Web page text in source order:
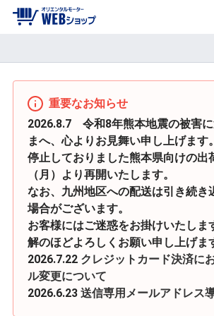
企業情報
カート
重要なお知らせ
2026.8.7 令和8年熊本地震の被害に
まへ、心よりお見舞い申し上げます。
停止しておりました熊本県向けの出
（月）より再開いたします。
なお、九州地区への配送は引き続き
場合がございます。
お客様にはご迷惑をお掛けいたしま
解のほどよろしくお願い申し上げま
2026.7.22 クレジットカード決済に
ル変更について
2026.6.23 送信専用メールアドレス